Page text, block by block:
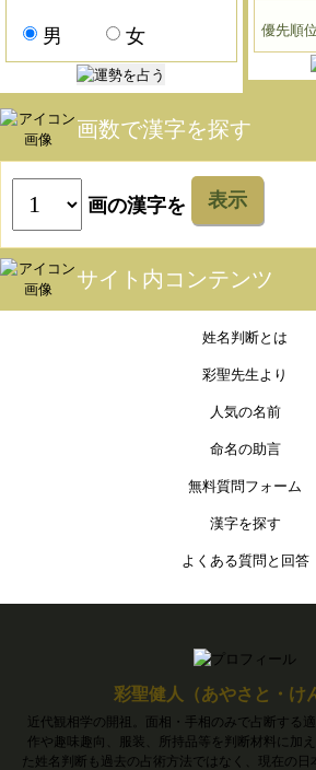
男 女 優先順位
画数で漢字を探す
画の漢字を 表示
サイト内コンテンツ
姓名判断とは
彩聖先生より
人気の名前
命名の助言
無料質問フォーム
漢字を探す
よくある質問と回答
彩聖健人（あやさと・け
近代観相学の開祖。面相・手相のみで占断する
作や趣味趣向、服装、所持品等を判断材料に加
た姓名判断も過去の占術方法ではなく、現在の